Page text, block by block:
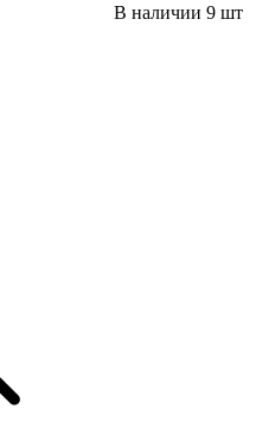
В наличии 9 шт